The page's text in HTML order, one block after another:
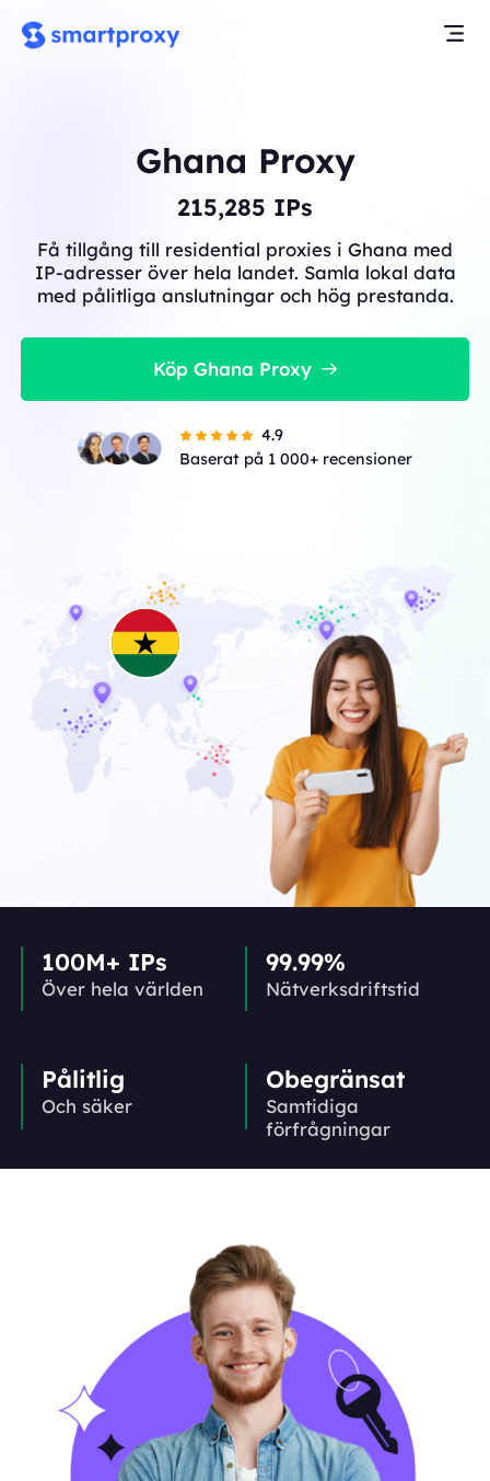
Ghana Proxy
215,285 IPs
Få tillgång till residential proxies i Ghana med
IP-adresser över hela landet. Samla lokal data
med pålitliga anslutningar och hög prestanda.
Köp Ghana Proxy
4.9
Baserat på 1 000+ recensioner
100M+ IPs
Över hela världen
99.99%
Nätverks­driftstid
Pålitlig
Och säker
Obegränsat
Samtidiga
förfrågningar